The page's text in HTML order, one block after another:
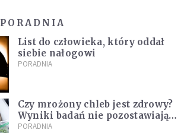
PORADNIA
List do człowieka, który oddał
siebie nałogowi
PORADNIA
Czy mrożony chleb jest zdrowy?
Wyniki badań nie pozostawiają
złudzeń
PORADNIA